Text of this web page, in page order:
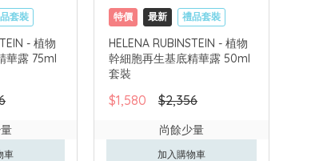
套裝
- 植物
華露 75ml
車
特價 最新
禮品套裝
網購店取
HELENA RUBINSTEIN - 植物
幹細胞再生基底精華露 50ml
套裝
$1,580 $2,356
尚餘少量
加入購物車